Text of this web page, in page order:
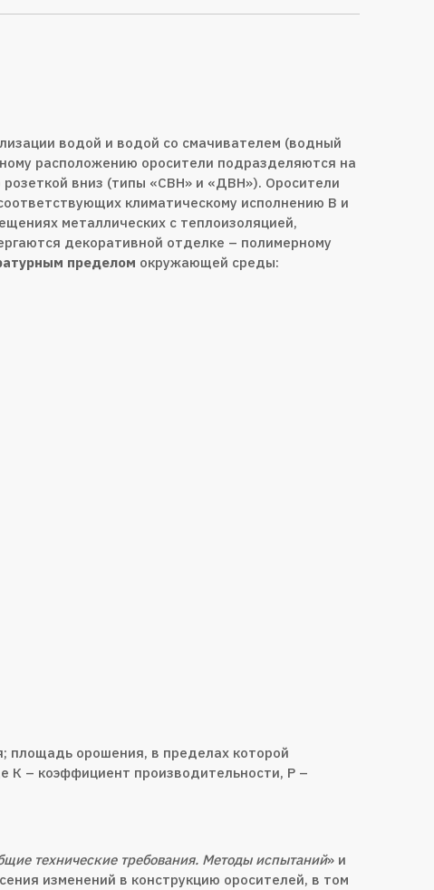
водой и водой со смачивателем (водный
расположению оросители подразделяются на
вниз (типы «СВН» и «ДВН»). Оросители
климатическому исполнению В и
металлических с теплоизоляцией,
декоративной отделке – полимерному
пределом окружающей среды:
площадь орошения, в пределах которой
К – коэффициент производительности, Р –
технические требования. Методы испытаний» и
изменений в конструкцию оросителей, в том